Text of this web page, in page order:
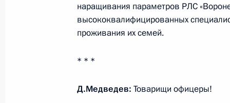
26 апреля 2012 года, четверг
Интервью российским телеканалам
24 апреля 2012 года, вторник
наращивания параметров РЛС
высококвалифицированных
проживания их семей.
* * *
Д.Медведев: Товарищи офицеры!